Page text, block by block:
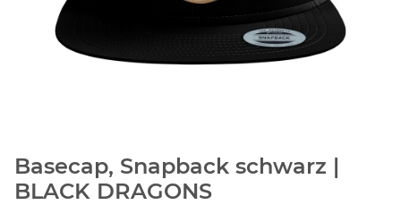
Basecap, Snapback schwarz |
BLACK DRAGONS